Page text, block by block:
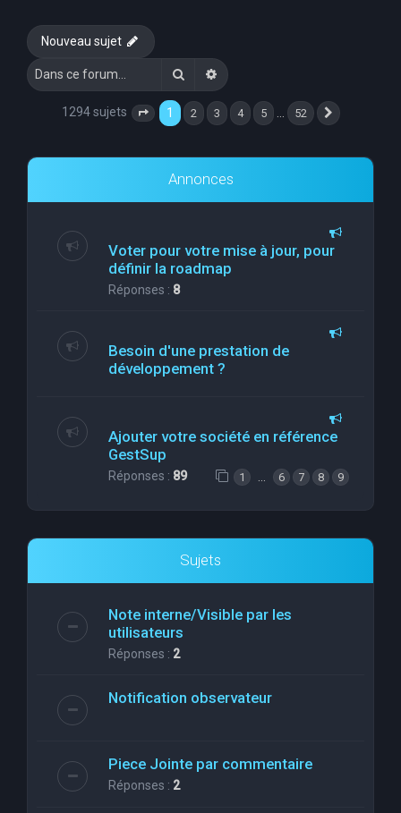
Nouveau sujet
RechercherRecherche avancée
1294 sujets Page 1 sur 52
1 2 3 4 5 52
Annonces
Voter pour votre mise à jour, pour
définir la roadmap
Réponses : 8
Besoin d'une prestation de
développement ?
Ajouter votre société en référence
GestSup
Réponses : 89 1 6 7 8 9
Sujets
Note interne/Visible par les
utilisateurs
Réponses : 2
Notification observateur
Piece Jointe par commentaire
Réponses : 2